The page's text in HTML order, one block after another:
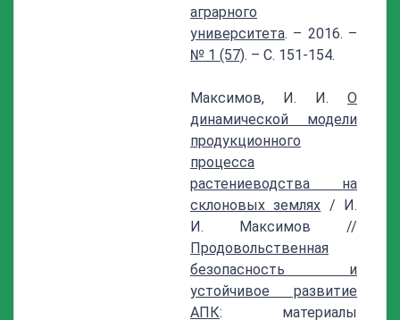
аграрного
университета. – 2016. –
№ 1 (57). – С. 151-154.
Максимов, И. И. О
динамической модели
продукционного
процесса
растениеводства на
склоновых землях / И.
И. Максимов //
Продовольственная
безопасность и
устойчивое развитие
АПК: материалы